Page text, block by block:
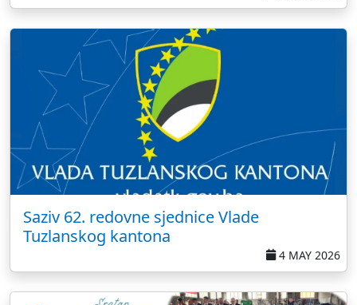
Saziv 62. redovne sjednice Vlade
Tuzlanskog kantona
4 MAY 2026